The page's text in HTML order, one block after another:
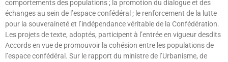
comportements des populations ; la promotion du dialogue et des
échanges au sein de l’espace confédéral ; le renforcement de la lutte
pour la souveraineté et l’indépendance véritable de la Confédération.
Les projets de texte, adoptés, participent à l’entrée en vigueur desdits
Accords en vue de promouvoir la cohésion entre les populations de
l’espace confédéral. Sur le rapport du ministre de l’Urbanisme, de